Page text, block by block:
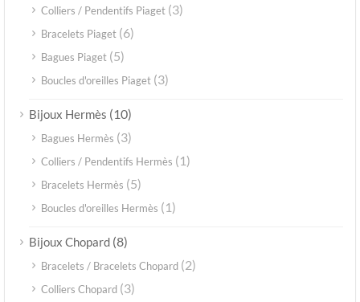
Colliers / Pendentifs Piaget (3)
Bracelets Piaget (6)
Bagues Piaget (5)
Boucles d'oreilles Piaget (3)
Bijoux Hermès (10)
Bagues Hermès (3)
Colliers / Pendentifs Hermès (1)
Bracelets Hermès (5)
Boucles d'oreilles Hermès (1)
Bijoux Chopard (8)
Bracelets / Bracelets Chopard (2)
Colliers Chopard (3)